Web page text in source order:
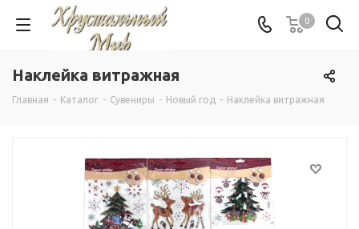
0
Наклейка витражная
Главная - Каталог - Сувениры - Новый год - Наклейка витражная